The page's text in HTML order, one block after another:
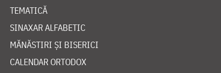
TEMATICĂ
SINAXAR ALFABETIC
MĂNĂSTIRI ȘI BISERICI
CALENDAR ORTODOX